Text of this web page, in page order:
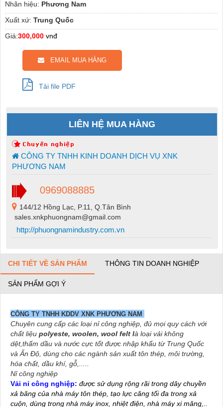
Nhãn hiệu: Phương Nam
Xuất xứ: Trung Quốc
Giá:300,000 vnđ
EMAIL MUA HÀNG
Tải file PDF
LIÊN HỆ MUA HÀNG
CÔNG TY TNHH KINH DOANH DỊCH VỤ XNK
PHƯƠNG NAM
0969088885
144/12 Hồng Lạc, P.11, Q.Tân Bình
sales.xnkphuongnam@gmail.com
http://phuongnamindustry.com.vn
CHI TIẾT VỀ SẢN PHẨM THÔNG TIN DOANH NGHIỆP
SẢN PHẨM GỢI Ý
CÔNG TY TNHH KDDV XNK PHƯƠNG NAM
Chuyên cung cấp các loại nỉ công nghiệp, đủ mọi quy cách với
chất liệu polyeste, woolen, wool felt là loại vải không
dệt,thấm dầu và nước cực tốt được nhập khẩu từ Trung Quốc
và Ấn Độ, dùng cho các ngành sản xuất tôn thép, môi trường,
hóa chất, dầu khí, gỗ,.....
Nỉ công nghiệp
Vải nỉ công nghiệp: được sử dụng rộng rãi trong dây chuyền
xả băng của nhà máy tôn thép, tạo lực căng tối đa trong xả
cuộn, dùng trong nhà máy inox, nhiệt điện, nhà máy xi măng,..